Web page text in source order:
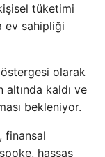
tüketimi
ev sahipliği
olarak
altında kaldı ve
bekleniyor.
finansal
hassas